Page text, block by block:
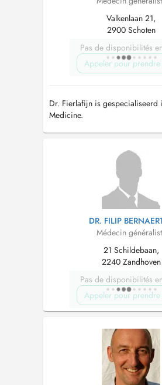
Valkenlaan 21,
2900 Schoten
Pas de disponibilités
Appeler pour prendre
Dr. Fierlafijn is gespecialiseerd
Medicine.
DR. FILIP
Médecin
21 Schildebaan,
2240 Zandhoven
Pas de disponibilités
Appeler pour prendre